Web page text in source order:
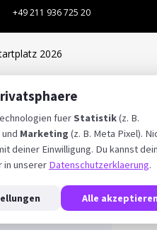
+49 211 936 725 20
2026
fuerStatistik(z. B.
Marketing (z. B. Meta Pixel).
deiner Einwilligung. Du kannst
in unserer Datenschutzerklaerung.
Alle